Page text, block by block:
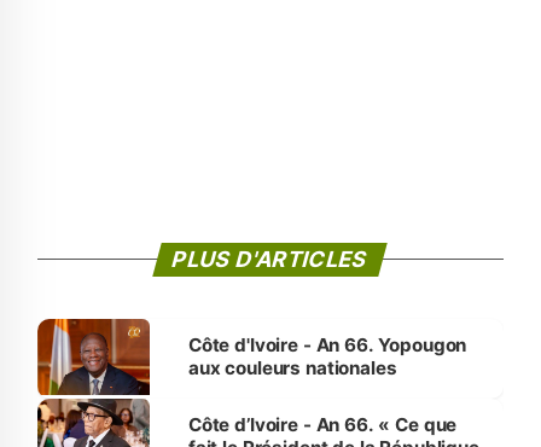
PLUS D'ARTICLES
Côte d'Ivoire - An 66. Yopougon
aux couleurs nationales
Côte d’Ivoire - An 66. « Ce que